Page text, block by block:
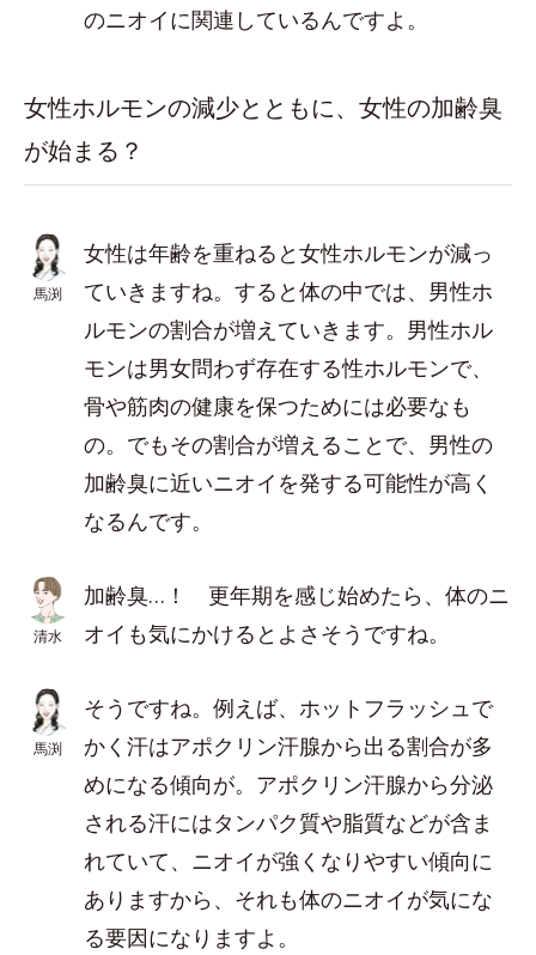
のニオイに関連しているんですよ。
女性ホルモンの減少とともに、女性の加齢臭
が始まる？
馬渕
女性は年齢を重ねると女性ホルモンが減っ
ていきますね。すると体の中では、男性ホ
ルモンの割合が増えていきます。男性ホル
モンは男女問わず存在する性ホルモンで、
骨や筋肉の健康を保つためには必要なも
の。でもその割合が増えることで、男性の
加齢臭に近いニオイを発する可能性が高く
なるんです。
清水
加齢臭…！ 更年期を感じ始めたら、体のニ
オイも気にかけるとよさそうですね。
馬渕
そうですね。例えば、ホットフラッシュで
かく汗はアポクリン汗腺から出る割合が多
めになる傾向が。アポクリン汗腺から分泌
される汗にはタンパク質や脂質などが含ま
れていて、ニオイが強くなりやすい傾向に
ありますから、それも体のニオイが気にな
る要因になりますよ。